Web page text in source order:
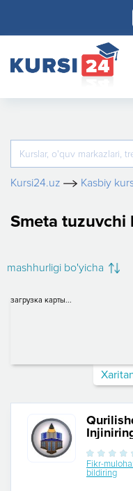
Kursi24.uz Kasbiy
Smeta tuzuvchi
mashhurligi bo'yicha
загрузка карты...
Fikr-
bildiring